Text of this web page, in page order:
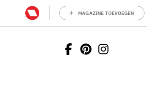
MAGAZINE TOEVOEGEN